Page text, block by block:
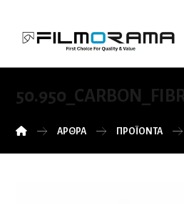
ΆΡΘΡΑ ΠΡΟΪΌΝΤΑ